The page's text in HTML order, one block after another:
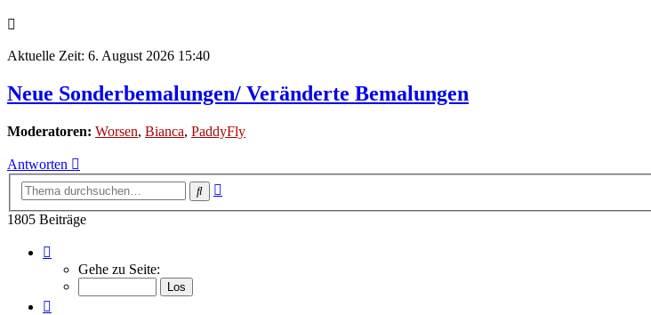
Aktuelle Zeit: 6. August 2026 15:40
Neue Sonderbemalungen/ Veränderte Bemalungen
Moderatoren: Worsen, Bianca, PaddyFly
Antworten
Suche
1805 Beiträge
120
von
Gehe zu Seite: